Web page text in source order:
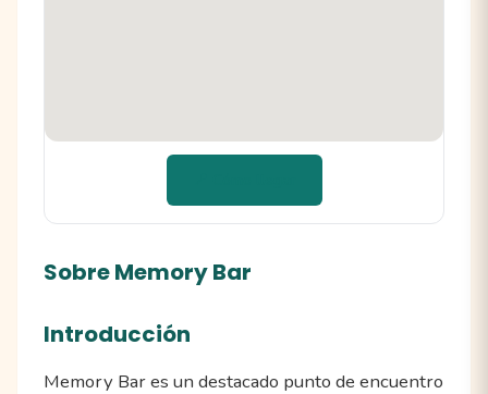
Sobre Memory Bar
Introducción
Memory Bar es un destacado punto de encuentro